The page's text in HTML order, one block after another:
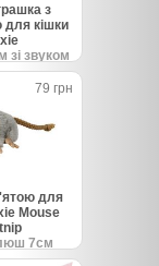
з
кішки
звуком
79 грн
для
Mouse
7см